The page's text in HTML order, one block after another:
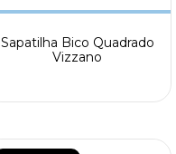
Sapatilha Bico Quadrado
Vizzano